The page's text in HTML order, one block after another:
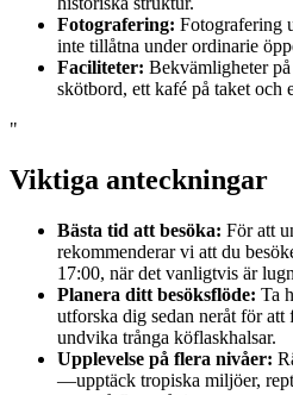
Fotografering: Fotografering
inte tillåtna under ordinarie
Faciliteter: Bekvämligheter
skötbord, ett kafé på taket och
"
Viktiga anteckningar
Bästa tid att besöka: För att
rekommenderar vi att du
17:00, när det vanligtvis är
Planera ditt besöksflöde: Ta
utforska dig sedan neråt för
undvika trånga köflaskhalsar.
Upplevelse på flera nivåer:
—upptäck tropiska miljöer,